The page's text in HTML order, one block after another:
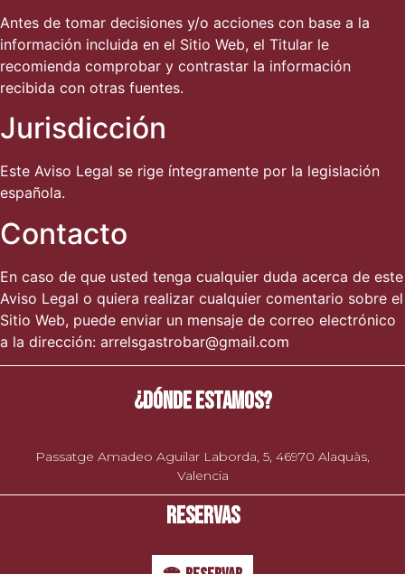
Antes de tomar decisiones y/o acciones con base a la
información incluida en el Sitio Web, el Titular le
recomienda comprobar y contrastar la información
recibida con otras fuentes.
Jurisdicción
Este Aviso Legal se rige íntegramente por la legislación
española.
Contacto
En caso de que usted tenga cualquier duda acerca de este
Aviso Legal o quiera realizar cualquier comentario sobre el
Sitio Web, puede enviar un mensaje de correo electrónico
a la dirección: arrelsgastrobar@gmail.com
¿DÓNDE ESTAMOS?
Passatge Amadeo Aguilar Laborda, 5, 46970 Alaquàs,
Valencia
RESERVAS